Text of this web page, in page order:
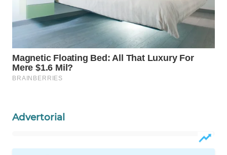
Advertorial
WAHANA
PERSONA
WAHANA
WAHANA
HEALTH
WAHANA